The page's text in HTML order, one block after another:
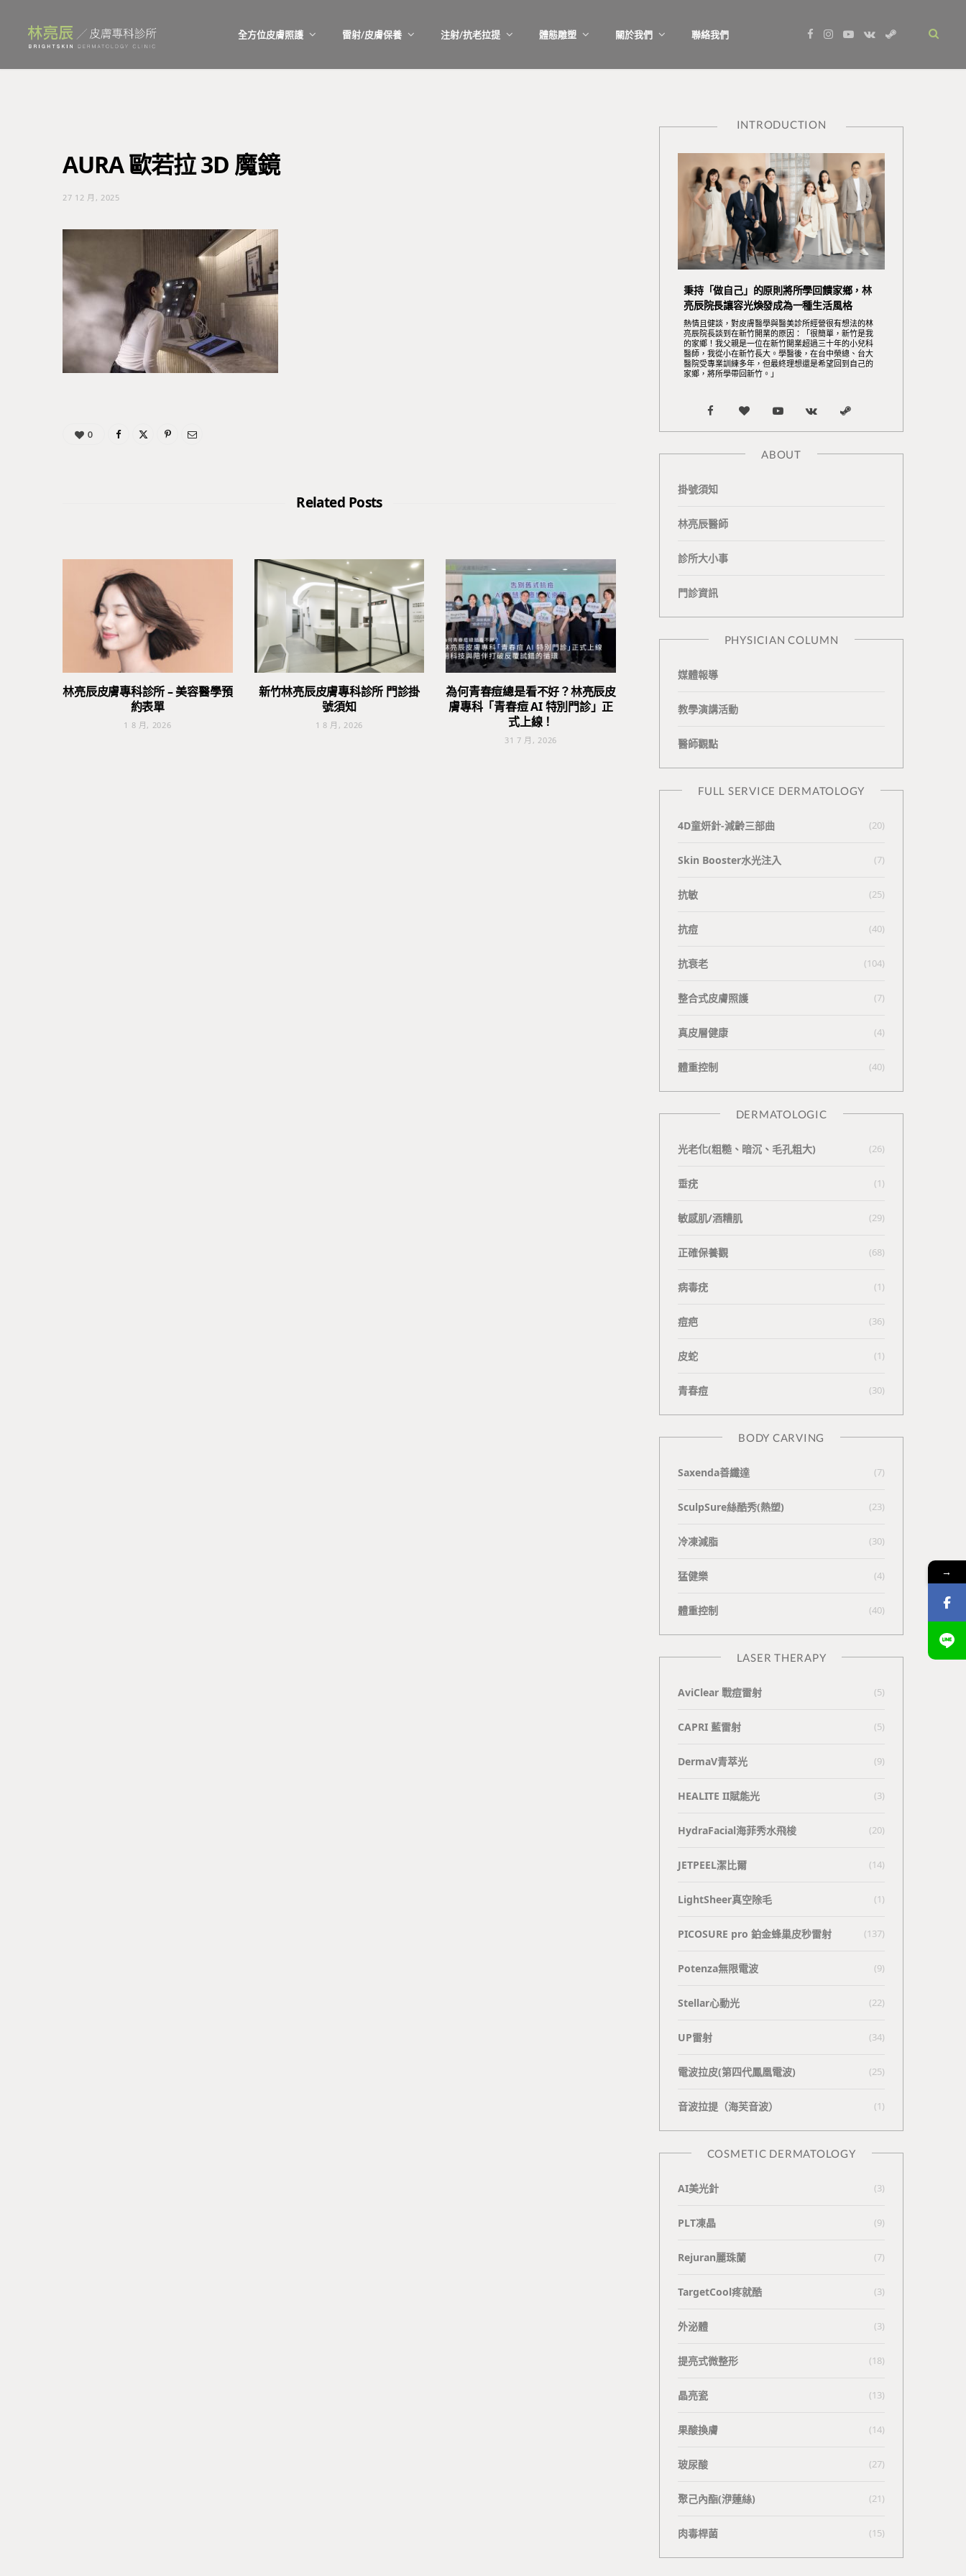
全方位皮膚照護 雷射/皮膚保養 注射/抗老拉提 體態雕塑 關於我們 聯絡我們
I
Y
V
S
AURA 歐若拉 3D 魔鏡
27 12 月, 2025
0
Related Posts
林亮辰皮膚專科診所 – 美容醫學預
約表單
1 8 月, 2026
新竹林亮辰皮膚專科診所 門診掛
號須知
1 8 月, 2026
為何青春痘總是看不好？林亮辰皮
膚專科「青春痘 AI 特別門診」正
式上線！
31 7 月, 2026
INTRODUCTION
秉持「做自己」的原則將所學回饋家鄉，林
亮辰院長讓容光煥發成為一種生活風格
熱情且健談，對皮膚醫學與醫美診所經營很有想法的林
亮辰院長談到在新竹開業的原因：「很簡單，新竹是我
的家鄉！我父親是一位在新竹開業超過三十年的小兒科
醫師，我從小在新竹長大。學醫後，在台中榮總、台大
醫院受專業訓練多年，但最終理想還是希望回到自己的
家鄉，將所學帶回新竹。」
F
a
e
b
k
B
l
n
Y
o
u
V
K
e
S
t
ABOUT
掛號須知
林亮辰醫師
診所大小事
門診資訊
PHYSICIAN COLUMN
媒體報導
教學演講活動
醫師觀點
FULL SERVICE DERMATOLOGY
4D童妍針-減齡三部曲 (20)
Skin Booster水光注入 (7)
抗敏 (25)
抗痘 (40)
抗衰老 (104)
整合式皮膚照護 (7)
真皮層健康 (4)
體重控制 (40)
DERMATOLOGIC
光老化(粗糙、暗沉、毛孔粗大) (26)
垂疣 (1)
敏感肌/酒糟肌 (29)
正確保養觀 (68)
病毒疣 (1)
痘疤 (36)
皮蛇 (1)
青春痘 (30)
BODY CARVING
Saxenda善纖達 (7)
SculpSure絲酷秀(熱塑) (23)
冷凍減脂 (30)
猛健樂 (4)
體重控制 (40)
LASER THERAPY
AviClear 戰痘雷射 (5)
CAPRI 藍雷射 (5)
DermaV青萃光 (9)
HEALITE II賦能光 (3)
HydraFacial海菲秀水飛梭 (20)
JETPEEL潔比爾 (14)
LightSheer真空除毛 (1)
PICOSURE pro 鉑金蜂巢皮秒雷射 (137)
Potenza無限電波 (9)
Stellar心動光 (22)
UP雷射 (34)
電波拉皮(第四代鳳凰電波) (25)
⾳波拉提（海芙⾳波） (1)
COSMETIC DERMATOLOGY
AI美光針 (3)
PLT凍晶 (9)
Rejuran麗珠蘭 (7)
TargetCool疼就酷 (3)
外泌體 (3)
提亮式微整形 (18)
晶亮瓷 (13)
果酸換膚 (14)
玻尿酸 (27)
聚己內酯(洢蓮絲) (21)
肉毒桿菌 (15)
→